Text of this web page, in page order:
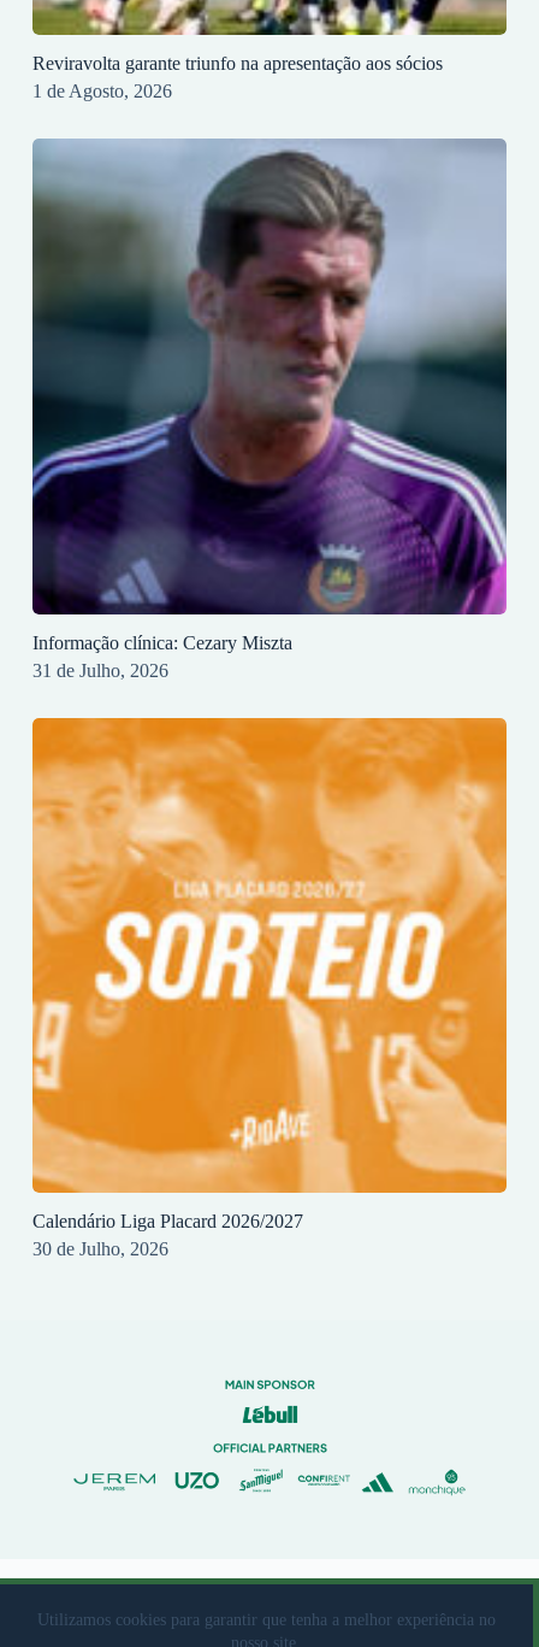
Utilizamos cookies para garantir que tenha a melhor experiência no
nosso site.
Reviravolta garante triunfo na apresentação aos sócios
1 de Agosto, 2026
Informação clínica: Cezary Miszta
31 de Julho, 2026
Calendário Liga Placard 2026/2027
30 de Julho, 2026
© 2023 Rio Ave Futebol Clube Desenvolvido porbrandit